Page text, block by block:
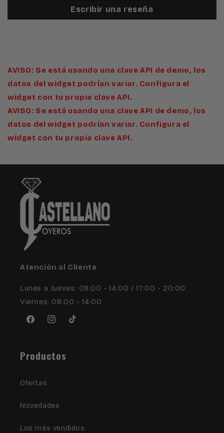
Escribir una reseña
AVISO: Se está usando una clave API de demo, los
datos del widget podrían variar. Configura el
widget con tu propia clave API.
AVISO: Se está usando una clave API de demo, los
datos del widget podrían variar. Configura el
widget con tu propia clave API.
Atención al Cliente
Lunes a Jueves: 09:00 - 14:00 / 17:00 - 20:00
Viernes: 08:00 - 14:00
FacebookInstagram
TikTok
Productos
Ofertas
Novedades
Los más vendidos